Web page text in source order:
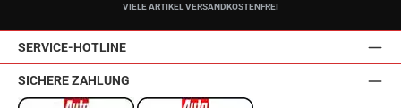
VIELE ARTIKEL VERSANDKOSTENFREI
SERVICE-HOTLINE
SICHERE ZAHLUNG